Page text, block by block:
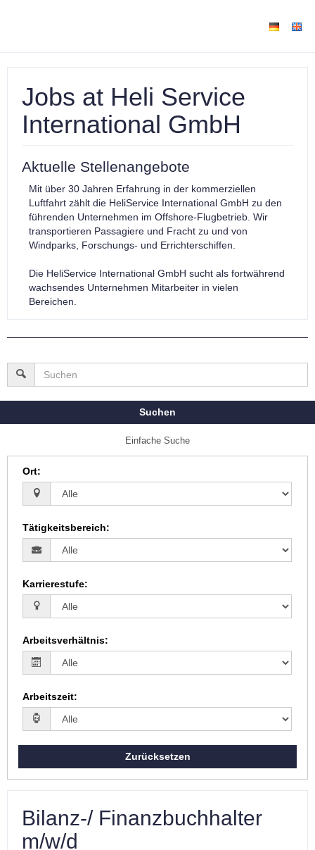
Jobs at Heli Service
International GmbH
Aktuelle Stellenangebote
Mit über 30 Jahren Erfahrung in der kommerziellen
Luftfahrt zählt die HeliService International GmbH zu den
führenden Unternehmen im Offshore-Flugbetrieb. Wir
transportieren Passagiere und Fracht zu und von
Windparks, Forschungs- und Errichterschiffen.
Die HeliService International GmbH sucht als fortwährend
wachsendes Unternehmen Mitarbeiter in vielen
Bereichen.
Suchen
Einfache Suche
Ort:
Tätigkeitsbereich:
Karrierestufe:
Arbeitsverhältnis:
Arbeitszeit:
Zurücksetzen
Bilanz-/ Finanzbuchhalter
m/w/d